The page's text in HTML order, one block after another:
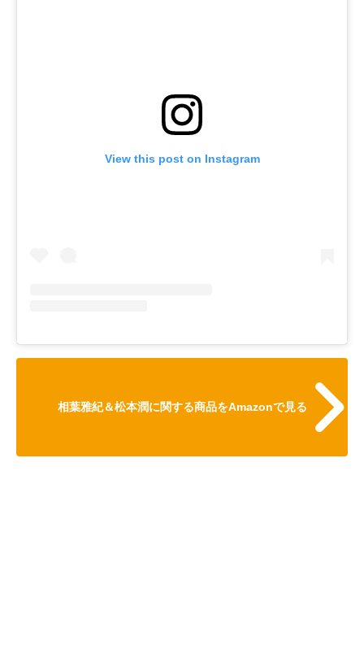
View this post on Instagram
相葉雅紀＆松本潤に関する商品をAmazonで見る